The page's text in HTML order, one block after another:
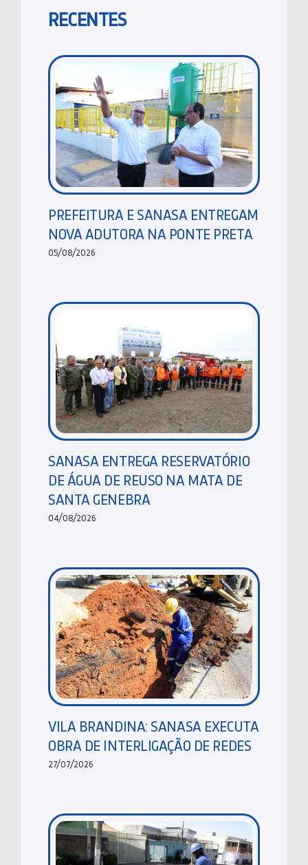
RECENTES
PREFEITURA E SANASA ENTREGAM
NOVA ADUTORA NA PONTE PRETA
05/08/2026
SANASA ENTREGA RESERVATÓRIO
DE ÁGUA DE REUSO NA MATA DE
SANTA GENEBRA
04/08/2026
VILA BRANDINA: SANASA EXECUTA
OBRA DE INTERLIGAÇÃO DE REDES
27/07/2026